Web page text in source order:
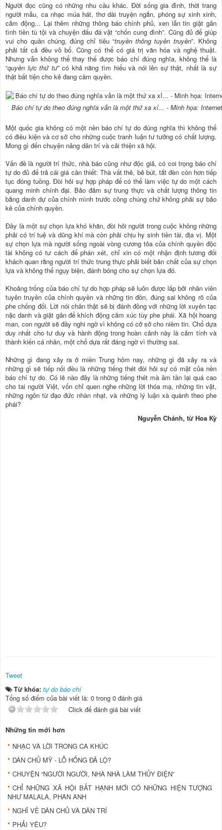
Người đọc cũng có những nhu cầu khác. Đời sống gia đình, thời trang
người mẫu, ca nhạc múa hát, thơ dài truyện ngắn, phóng sự xinh xinh,
cảm động... Lại thêm những thông báo chính phủ, xen lẫn tin giật gân
tình tiền tù tội và chuyện đấu đá vặt “chốn cung đình”. Cũng đủ để giúp
vui cho quần chúng, đúng chỉ tiêu “truyền thông tuyên truyền”. Không
phải tất cả đều vô bổ. Cũng có thể có giá trị văn hóa và nghệ thuật.
Nhưng vẫn không thể thay thế được báo chí đúng nghĩa, không thể là
“quyền lực thứ tư” có khả năng tìm hiểu và nói lên sự thật, nhất là sự
thật bất tiện cho kẻ đang cầm quyền.
Báo chí tự do theo đúng nghĩa vẫn là một thứ xa xỉ... - Minh họa: Internet
Một quốc gia không có một nền báo chí tự do đúng nghĩa thì không thể
có điều kiện và cơ sở cho những cuộc tranh luận tư tưởng có chất lượng.
Mong gì đến chuyện nâng dân trí và cải thiện xã hội.
Vấn đề là người trí thức, nhà báo cũng như độc giả, có coi trọng báo chí
tự do đủ để trả cái giá cần thiết: Thà vất thẻ, bẻ bút, tắt đèn còn hơn tiếp
tục đóng tuồng. Đòi hỏi sự hợp pháp để có thể làm việc tự do một cách
quang minh chính đại. Bảo đảm sự trung thực và chất lượng thông tin
bằng danh dự của chính mình trước công chúng chứ không phải sự bảo
kê của chính quyền.
Đây là một sự chọn lựa khó khăn, đòi hỏi người trong cuộc không những
phải có trí tuệ và dũng khí mà còn phải chịu hy sinh tiền tài, địa vị. Một
sự chọn lựa mà người sống ngoài vòng cương tỏa của chính quyền độc
tài không có tư cách để phán xét, chỉ xin có một nhận định tương đối
khách quan rằng người trí thức trung thực phải biết bản chất của sự chọn
lựa và không thể ngụy biện, đánh bóng cho sự chọn lựa đó.
Khoảng trống của báo chí tự do hợp pháp sẽ luôn được lấp bởi nhân viên
tuyên truyền của chính quyền và những tin đồn, đúng sai không rõ của
phe chống đối. Lời nói chân thật sẽ bị đánh đồng với những lời xuyên tạc
nặc danh và giật gân để khích động cảm xúc tùy phe phái. Xã hội hoang
man, con người sẽ đầy nghi ngờ vì không có cở sở cho niềm tin. Chổ dựa
duy nhất cho tư duy và hành động trong hoàn cảnh này là cảm tính và
thành kiến cá nhân, một chổ dựa rất đáng ngờ vì thường sai.
Những gì đang xảy ra ở miền Trung hôm nay, những gì đã xảy ra và
những gì sẽ tiếp nối đều là những tiếng thét đòi hỏi sự có mặt của nền
báo chí tự do. Có lẽ nào đây là những tiếng thét mà âm tần lại quá cao
cho tai người Việt, vốn chỉ quen nghe những lời thóa mạ, những tin vặt,
những ngôn từ đạo đức nhàn nhạt, và những lý luận xà quành theo phe
phái?
Nguyễn Chánh, từ Hoa Kỳ
Tweet
Từ khóa: tự do báo chí
Tổng số điểm của bài viết là: 0 trong 0 đánh giá
Click để đánh giá bài viết
Những tin mới hơn
NHẠC VÀ LỜI TRONG CA KHÚC
DÂN CHỦ MỸ - LỖ HỔNG ĐÃ LỘ?
CHUYỆN “NGƯỜI NGƯỜI, NHÀ NHÀ LÀM THỦY ĐIỆN”
CHỈ NHỮNG XÃ HỘI BẤT HẠNH MỚI CÓ NHỮNG HIỆN TƯỢNG
NHƯ MALALA, PHAN ANH
NGHĨ VỀ DÂN CHỦ VÀ DÂN TRÍ
PHẢI YÊU?